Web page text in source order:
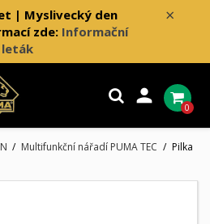
×
| Myslivecký den
zde: Informační
leták

0
Multifunkční nářadí PUMA TEC
Pilka